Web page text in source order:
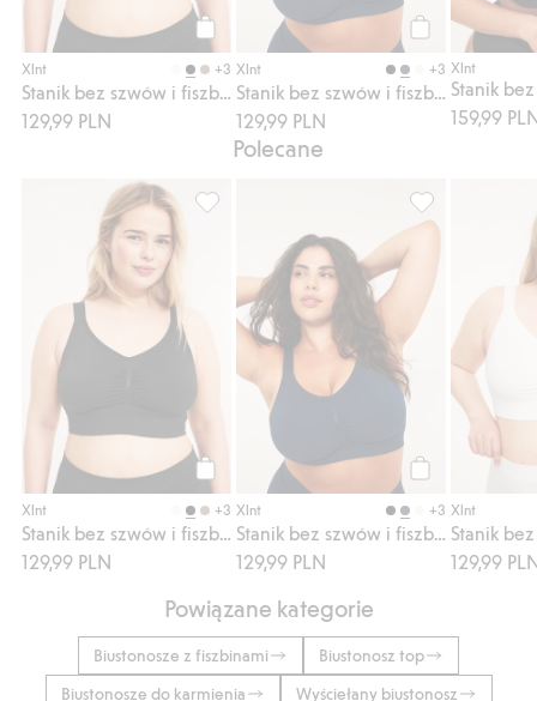
Kup
Xlnt +3
129,99 PLN
Kup
Xlnt +3
129,99 PLN
Xlnt
159,99
Polecane
Kup
Xlnt +3
129,99 PLN
Stanik bez szwów i fiszbin, Dodaj do listy
Kup
Xlnt +3
129,99 PLN
Stanik bez
Xlnt
129,99
Powiązane kategorie
Biustonosze z fiszbinami
Biustonosz top
Biustonosze do karmienia
Wyściełany biustonosz